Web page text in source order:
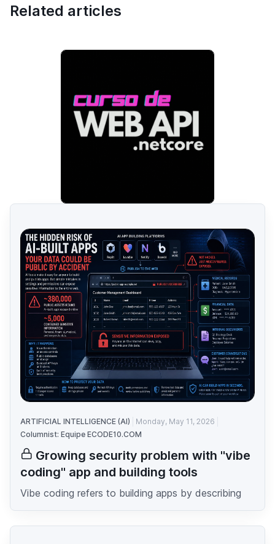
Related articles
ARTIFICIAL INTELLIGENCE (AI)
Monday, May 11, 2026
Columnist: Equipe ECODE10.COM
Growing security problem with "vibe
coding" app and building tools
Vibe coding refers to building apps by describing